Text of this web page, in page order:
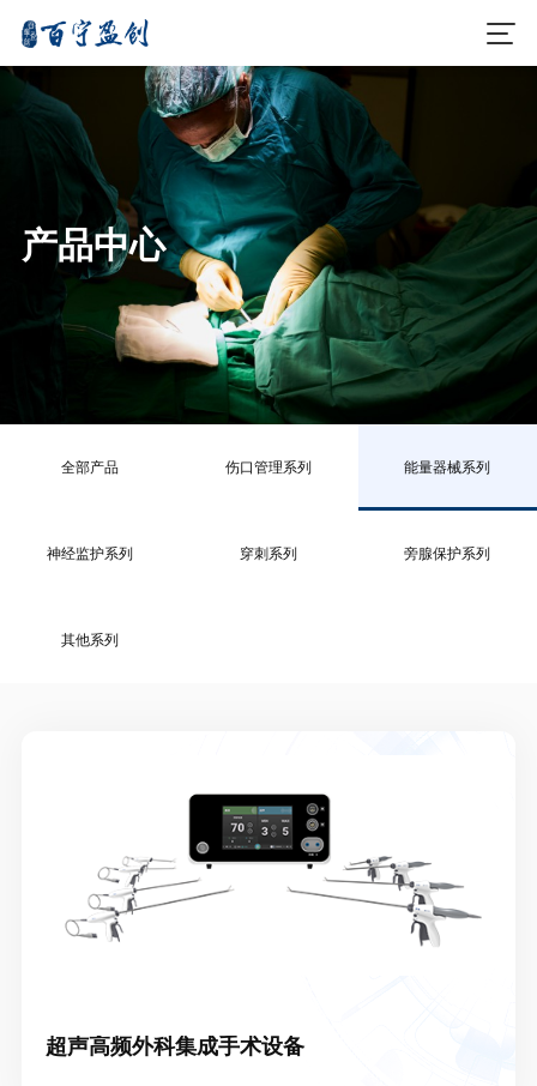
产品中心
全部产品 伤口管理系列 能量器械系列
神经监护系列 穿刺系列 旁腺保护系列
其他系列
超声高频外科集成手术设备